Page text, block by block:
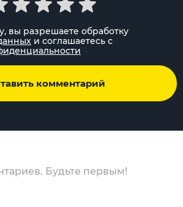
вы разрешаете обработку
и соглашаетесь с
комментарий
Будьте первым!